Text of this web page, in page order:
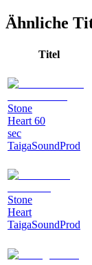
Ähnliche
Titel
Stone
Heart 60
sec
TaigaSoundProd
Stone
Heart
TaigaSoundProd